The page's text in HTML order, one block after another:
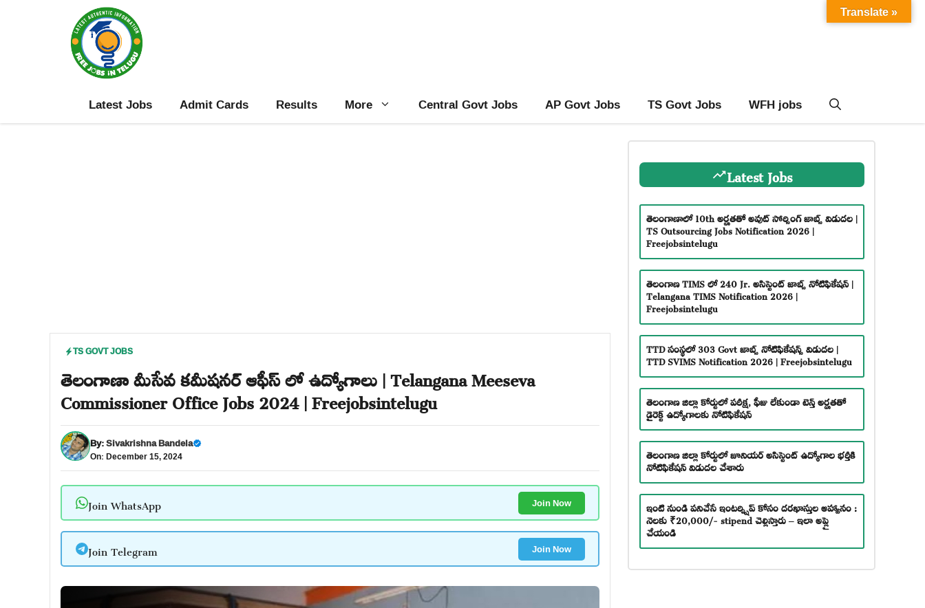
Latest Jobs Admit Cards Results More Central Govt Jobs AP Govt Jobs TS Govt Jobs WFH jobs
TS GOVT JOBS
తెలంగాణా మీసేవ కమీషనర్ ఆఫీస్ లో ఉద్యోగాలు | Telangana Meeseva
Commissioner Office Jobs 2024 | Freejobsintelugu
By:Sivakrishna Bandela
On: December 15, 2024
Join WhatsApp Join Now
Join Telegram Join Now
Latest Jobs
తెలంగాణాలో 10th అర్హతతో అవుట్ సోర్సింగ్ జాబ్స్ విడుదల |
TS Outsourcing Jobs Notification 2026 |
Freejobsintelugu
తెలంగాణ TIMS లో 240 Jr. అసిస్టెంట్ జాబ్స్ నోటిఫికేషన్ |
Telangana TIMS Notification 2026 |
Freejobsintelugu
TTD సంస్థలో 303 Govt జాబ్స్ నోటిఫికేషన్స్ విడుదల |
TTD SVIMS Notification 2026 | Freejobsintelugu
తెలంగాణ జిల్లా కోర్టులో పరీక్ష, ఫీజు లేకుండా టెన్త్ అర్హతతో
డైరెక్ట్ ఉద్యోగాలకు నోటిఫికేషన్
తెలంగాణ జిల్లా కోర్టులో జూనియర్ అసిస్టెంట్ ఉద్యోగాల భర్తీకి
నోటిఫికేషన్ విడుదల చేశారు
ఇంటి నుండి పనిచేసే ఇంటర్న్షిప్ కోసం దరఖాస్తుల ఆహ్వానం :
నెలకు ₹20,000/- stipend చెల్లిస్తారు – ఇలా అప్లై
చేయండి
Translate »